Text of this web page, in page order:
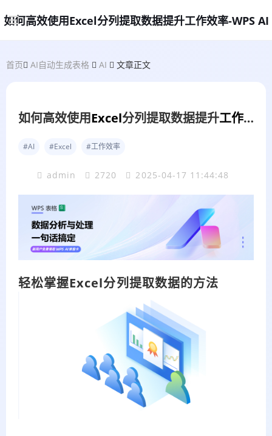
如何高效使用Excel分列提取数据提升工作效率-WPS AI
首页 AI自动生成表格 AI 文章正文
如何高效使用Excel分列提取数据提升工作效率
#AI #Excel #工作效率
admin 2720 2025-04-17 11:44:48
轻松掌握Excel分列提取数据的方法